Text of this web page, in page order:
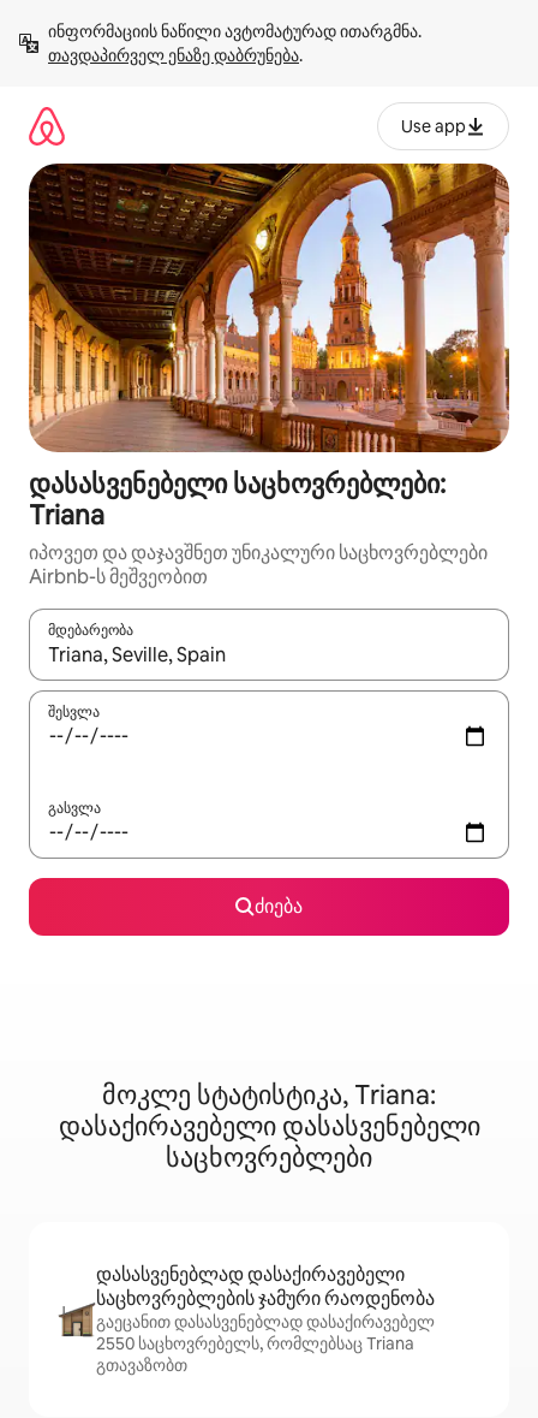
გადასვლა
თავდაპირველ ენაზე დაბრუნება.
Use app
დასასვენებელი საცხოვრებლები:
Triana
იპოვეთ და დაჯავშნეთ უნიკალური საცხოვრებლები
Airbnb-ს მეშვეობით
მდებარეობა
როცა შედეგები ხელმისაწვდომი გახდება, ნავიგაციისთვის
შესვლა
გასვლა
ძიება
მოკლე სტატისტიკა, Triana:
დასაქირავებელი დასასვენებელი
საცხოვრებლები
დასასვენებლად დასაქირავებელი
საცხოვრებლების ჯამური რაოდენობა
გაეცანით დასასვენებლად დასაქირავებელ
2550 საცხოვრებელს, რომლებსაც Triana
გთავაზობთ